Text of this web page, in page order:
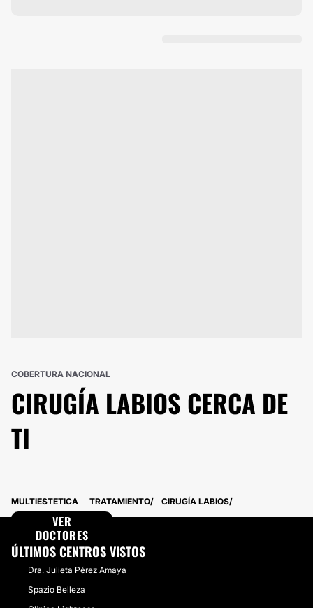
COBERTURA NACIONAL
CIRUGÍA LABIOS CERCA DE
TI
VER
DOCTORES
MULTIESTETICA TRATAMIENTO CIRUGÍA LABIOS
ÚLTIMOS CENTROS VISTOS
Dra. Julieta Pérez Amaya
Spazio Belleza